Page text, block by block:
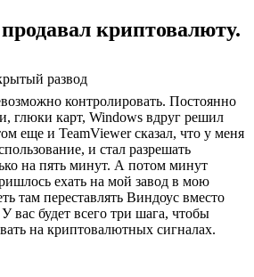
криптовалюту.
развод
контролировать. Постоянно
глюки карт, Windows вдруг решил
еще и TeamViewer сказал, что у меня
и стал разрешать
на пять минут. А потом минут
ехать на мой завод в мою
там переставлять Виндоус вместо
вас будет всего три шага, чтобы
на криптовалютных сигналах.